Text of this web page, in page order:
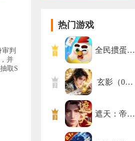
判
并
取S
热门游戏
全民掼蛋…
玄影（0…
遮天：帝…